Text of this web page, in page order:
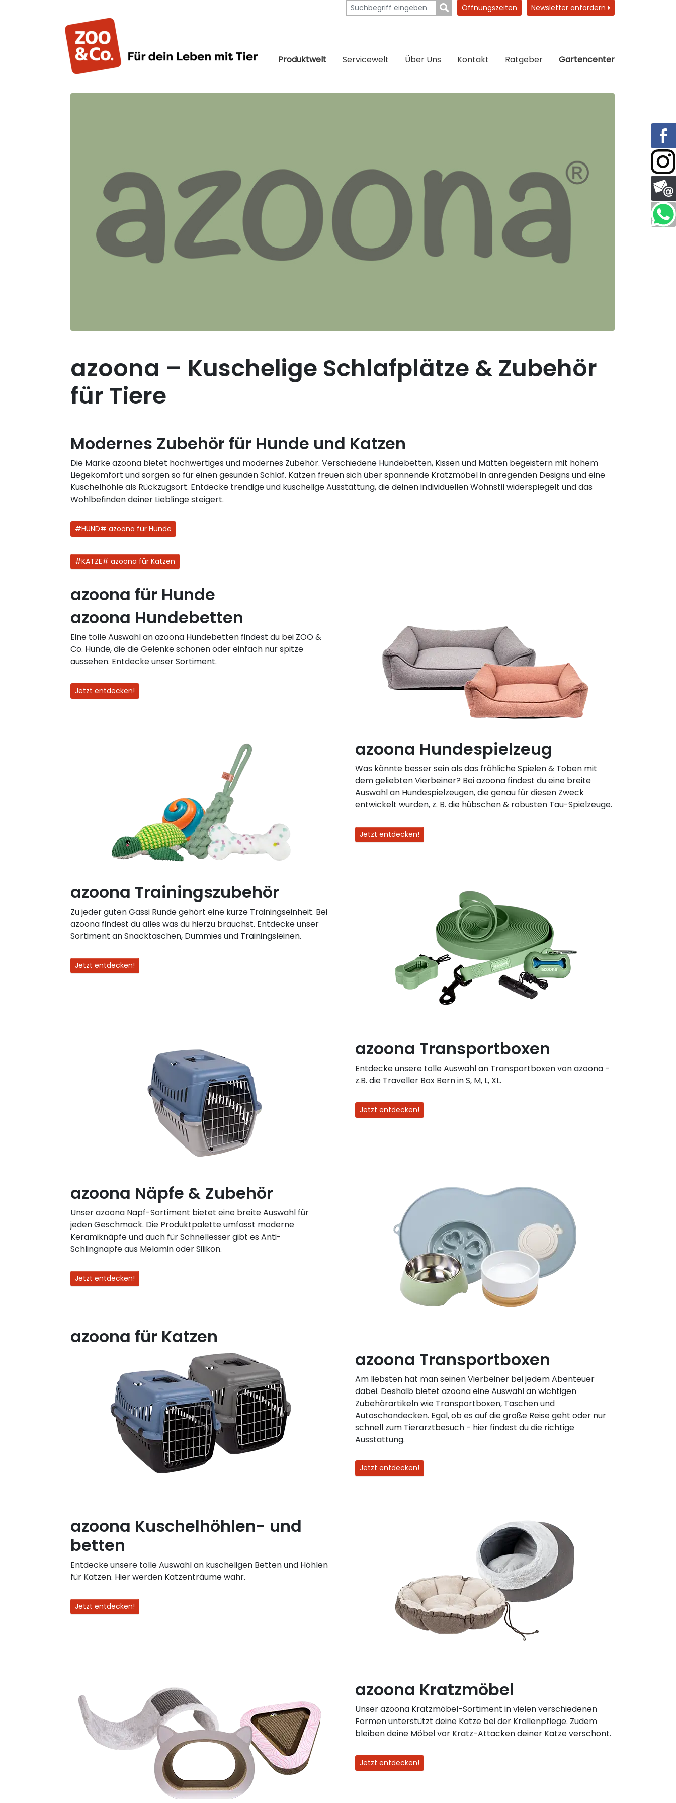
Öffnungszeiten Newsletter anfordern
Produktwelt Servicewelt Über Uns Kontakt Ratgeber Gartencenter
azoona – Kuschelige Schlafplätze & Zubehör
für Tiere
Modernes Zubehör für Hunde und Katzen
Die Marke azoona bietet hochwertiges und modernes Zubehör. Verschiedene Hundebetten, Kissen und Matten begeistern mit hohem
Liegekomfort und sorgen so für einen gesunden Schlaf. Katzen freuen sich über spannende Kratzmöbel in anregenden Designs und eine
Kuschelhöhle als Rückzugsort. Entdecke trendige und kuschelige Ausstattung, die deinen individuellen Wohnstil widerspiegelt und das
Wohlbefinden deiner Lieblinge steigert.
#HUND# azoona für Hunde
#KATZE# azoona für Katzen
azoona für Hunde
azoona Hundebetten
Eine tolle Auswahl an azoona Hundebetten findest du bei ZOO &
Co. Hunde, die die Gelenke schonen oder einfach nur spitze
aussehen. Entdecke unser Sortiment.
Jetzt entdecken!
azoona Hundespielzeug
Was könnte besser sein als das fröhliche Spielen & Toben mit
dem geliebten Vierbeiner? Bei azoona findest du eine breite
Auswahl an Hundespielzeugen, die genau für diesen Zweck
entwickelt wurden, z. B. die hübschen & robusten Tau-Spielzeuge.
Jetzt entdecken!
azoona Trainingszubehör
Zu jeder guten Gassi Runde gehört eine kurze Trainingseinheit. Bei
azoona findest du alles was du hierzu brauchst. Entdecke unser
Sortiment an Snacktaschen, Dummies und Trainingsleinen.
Jetzt entdecken!
azoona Transportboxen
Entdecke unsere tolle Auswahl an Transportboxen von azoona -
z.B. die Traveller Box Bern in S, M, L, XL.
Jetzt entdecken!
azoona Näpfe & Zubehör
Unser azoona Napf-Sortiment bietet eine breite Auswahl für
jeden Geschmack. Die Produktpalette umfasst moderne
Keramiknäpfe und auch für Schnellesser gibt es Anti-
Schlingnäpfe aus Melamin oder Silikon.
Jetzt entdecken!
azoona für Katzen
azoona Transportboxen
Am liebsten hat man seinen Vierbeiner bei jedem Abenteuer
dabei. Deshalb bietet azoona eine Auswahl an wichtigen
Zubehörartikeln wie Transportboxen, Taschen und
Autoschondecken. Egal, ob es auf die große Reise geht oder nur
schnell zum Tierarztbesuch - hier findest du die richtige
Ausstattung.
Jetzt entdecken!
azoona Kuschelhöhlen- und
betten
Entdecke unsere tolle Auswahl an kuscheligen Betten und Höhlen
für Katzen. Hier werden Katzenträume wahr.
Jetzt entdecken!
azoona Kratzmöbel
Unser azoona Kratzmöbel-Sortiment in vielen verschiedenen
Formen unterstützt deine Katze bei der Krallenpflege. Zudem
bleiben deine Möbel vor Kratz-Attacken deiner Katze verschont.
Jetzt entdecken!